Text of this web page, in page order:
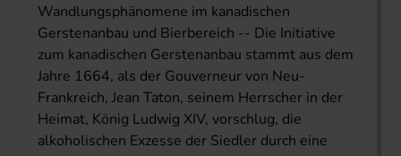
Wandlungsphänomene im kanadischen
Gerstenanbau und Bierbereich -- Die Initiative
zum kanadischen Gerstenanbau stammt aus dem
Jahre 1664, als der Gouverneur von Neu-
Frankreich, Jean Taton, seinem Herrscher in der
Heimat, König Ludwig XIV, vorschlug, die
alkoholischen Exzesse der Siedler durch eine